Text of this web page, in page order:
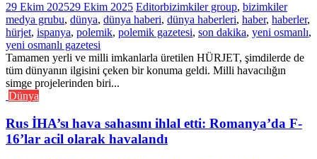
29 Ekim 202529 Ekim 2025 Editorbizimkiler group, bizimkiler
medya grubu, dünya, dünya haberi, dünya haberleri, haber, haberler,
hürjet, ispanya, polemik, polemik gazetesi, son dakika, yeni osmanlı,
yeni osmanlı gazetesi
Tamamen yerli ve milli imkanlarla üretilen HÜRJET, şimdilerde de
tüm dünyanın ilgisini çeken bir konuma geldi. Milli havacılığın
simge projelerinden biri...
Dünya
Rus İHA’sı hava sahasını ihlal etti: Romanya’da F-
16’lar acil olarak havalandı